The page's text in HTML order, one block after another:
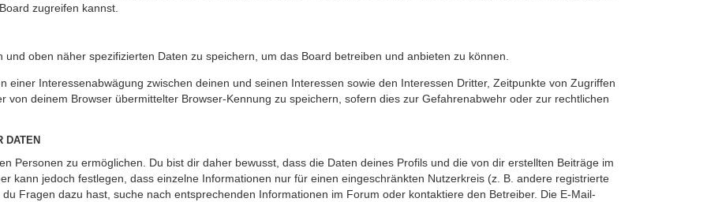
zugreifen kannst.
oben näher spezifizierten Daten zu speichern, um das Board betreiben und anbieten zu können.
einer Interessenabwägung zwischen deinen und seinen Interessen sowie den Interessen Dritter, Zeitpunkte von Zugriffen
von deinem Browser übermittelter Browser-Kennung zu speichern, sofern dies zur Gefahrenabwehr oder zur rechtlichen
DATEN
Personen zu ermöglichen. Du bist dir daher bewusst, dass die Daten deines Profils und die von dir erstellten Beiträge im
kann jedoch festlegen, dass einzelne Informationen nur für einen eingeschränkten Nutzerkreis (z. B. andere registrierte
Fragen dazu hast, suche nach entsprechenden Informationen im Forum oder kontaktiere den Betreiber. Die E-Mail-